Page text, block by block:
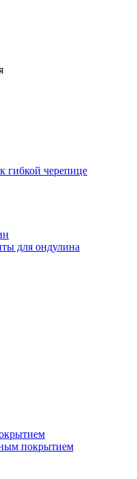
гибкой черепице
для ондулина
покрытием